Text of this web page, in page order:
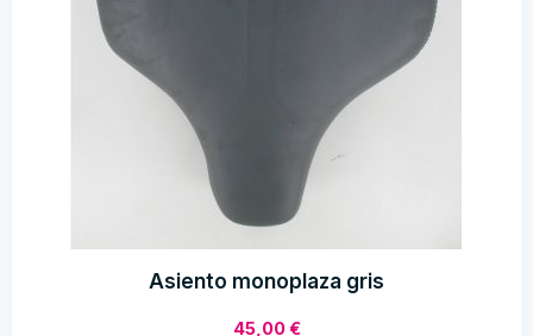
Asiento monoplaza gris
45,00€